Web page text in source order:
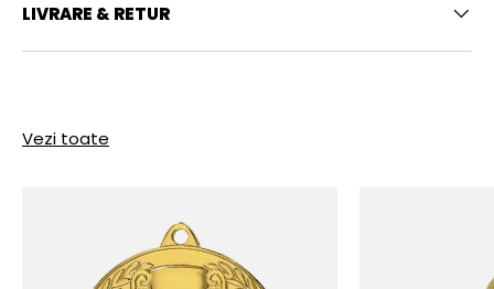
LIVRARE & RETUR
Vezi toate